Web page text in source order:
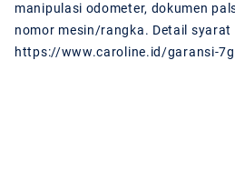
manipulasi odometer, dokumen
nomor mesin/rangka. Detail syarat
https://www.caroline.id/garansi-